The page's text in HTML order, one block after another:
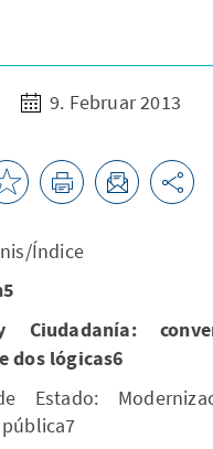
9. Februar 2013
Índice
dos lógicas6
Estado: